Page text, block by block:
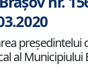
preşedintelui
al Municipiului